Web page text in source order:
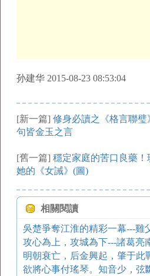
孙建华 2015-08-23 08:53:04
[新一篇] 修身必讀之《格言聯璧
句皆金玉之言
[舊一篇] 穩定家庭的苦口良藥！
她的《女誡》(圖)
相關閱讀
吳楚爭奪江淮的精彩一幕---雞
攻心為上，攻城為下---諸葛亮
明朝衰亡，后金興起，肇于此